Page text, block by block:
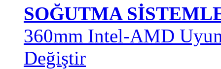
SOĞUTMA
360mm Intel-AMD
Değiştir